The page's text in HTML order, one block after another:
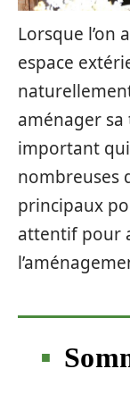
Lorsque l’on
espace
aménager
important
nombreuses
principaux
attentif pour